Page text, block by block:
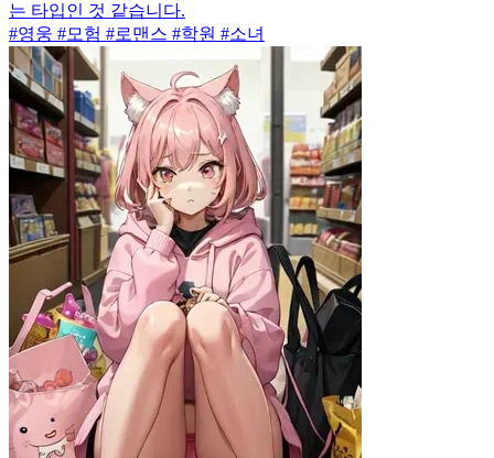
는 타입인 것 같습니다.
#영웅 #모험 #로맨스 #학원 #소녀